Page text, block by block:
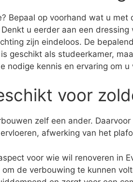
Bepaal op voorhand wat u
u eerder aan een
zijn eindeloos. De
geschikt als studeerkamer,
nodige kennis en ervaring om
voor
zelf een ander.
afwerking van het
voor wie wil renoveren in
de verbouwing te kunnen